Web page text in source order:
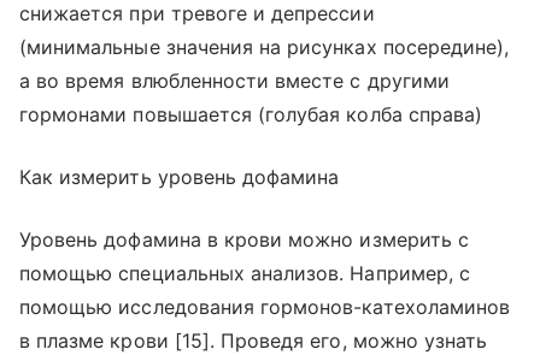
снижается при тревоге и депрессии
(минимальные значения на рисунках посередине),
а во время влюбленности вместе с другими
гормонами повышается (голубая колба справа)
Как измерить уровень дофамина
Уровень дофамина в крови можно измерить с
помощью специальных анализов. Например, с
помощью исследования гормонов-катехоламинов
в плазме крови [15]. Проведя его, можно узнать